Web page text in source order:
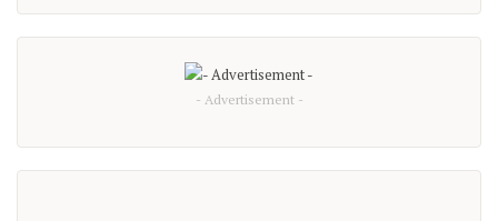
- Advertisement -